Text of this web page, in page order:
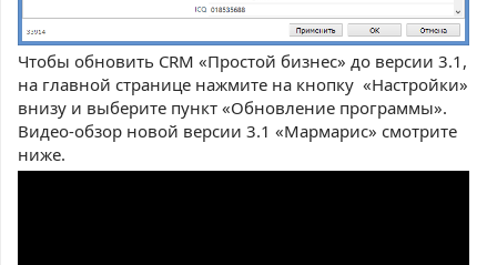
Чтобы обновить CRM «Простой бизнес» до версии 3.1,
на главной странице нажмите на кнопку «Настройки»
внизу и выберите пункт «Обновление программы».
Видео-обзор новой версии 3.1 «Мармарис» смотрите
ниже.